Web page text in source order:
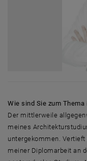
Wie sind Sie zum
Der mittlerweile
meines
untergekommen.
meiner Diplomarbeit an